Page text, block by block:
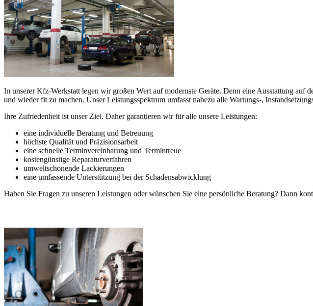
In unserer Kfz-Werkstatt legen wir großen Wert auf modernste Geräte. Denn eine Ausstattung auf
und wieder fit zu machen. Unser Leistungsspektrum umfasst nahezu alle Wartungs-,
Ihre Zufriedenheit ist unser Ziel. Daher garantieren wir für alle unsere Leistungen:
eine individuelle Beratung und Betreuung
höchste Qualität und Präzisionsarbeit
eine schnelle Terminvereinbarung und Termintreue
kostengünstige Reparaturverfahren
umweltschonende Lackierungen
eine umfassende Unterstützung bei der Schadensabwicklung
Haben Sie Fragen zu unseren Leistungen oder wünschen Sie eine persönliche Beratung? Dann